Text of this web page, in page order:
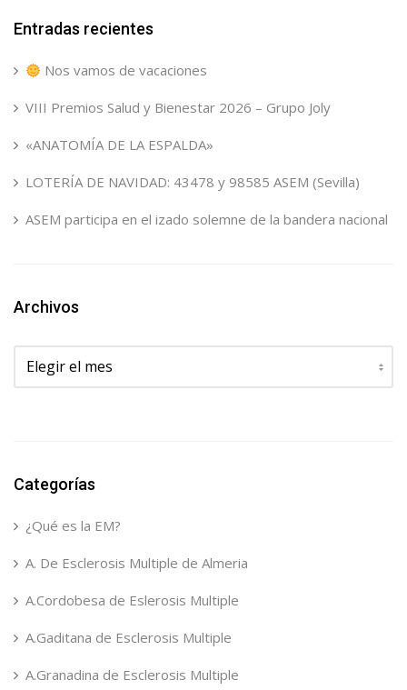
Entradas recientes
Nos vamos de vacaciones
VIII Premios Salud y Bienestar 2026 – Grupo Joly
«ANATOMÍA DE LA ESPALDA»
LOTERÍA DE NAVIDAD: 43478 y 98585 ASEM (Sevilla)
ASEM participa en el izado solemne de la bandera nacional
Archivos
Archivos
Categorías
¿Qué es la EM?
A. De Esclerosis Multiple de Almeria
A.Cordobesa de Eslerosis Multiple
A.Gaditana de Esclerosis Multiple
A.Granadina de Esclerosis Multiple